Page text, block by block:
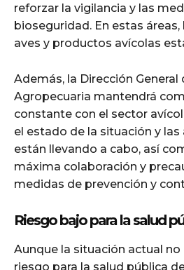
reforzar la vigilancia y las
bioseguridad. En estas
aves y productos avícolas
Además, la Dirección General
Agropecuaria mantendrá
constante con el sector
el estado de la situación y las
están llevando a cabo, así
máxima colaboración y
medidas de prevención y
Riesgo bajo para la salud
Aunque la situación actual no
riesgo para la salud pública